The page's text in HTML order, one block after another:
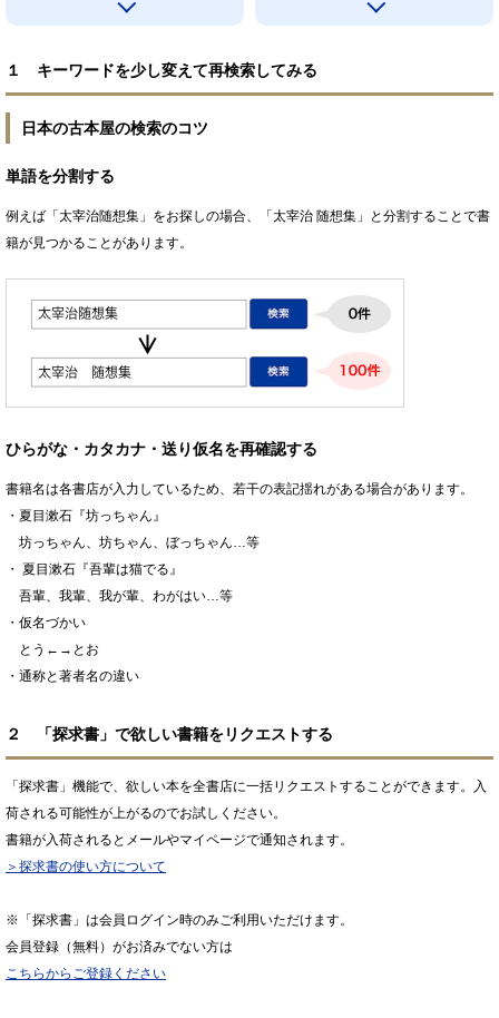
１ キーワードを少し変えて再検索してみる
日本の古本屋の検索のコツ
単語を分割する
例えば「太宰治随想集」をお探しの場合、「太宰治 随想集」と分割することで書
籍が見つかることがあります。
ひらがな・カタカナ・送り仮名を再確認する
書籍名は各書店が入力しているため、若干の表記揺れがある場合があります。
・夏目漱石『坊っちゃん』
坊っちゃん、坊ちゃん、ぼっちゃん…等
・ 夏目漱石『吾輩は猫でる』
吾輩、我輩、我が輩、わがはい…等
・仮名づかい
とう←→とお
・通称と著者名の違い
２ 「探求書」で欲しい書籍をリクエストする
「探求書」機能で、欲しい本を全書店に一括リクエストすることができます。入
荷される可能性が上がるのでお試しください。
書籍が入荷されるとメールやマイページで通知されます。
＞探求書の使い方について
※「探求書」は会員ログイン時のみご利用いただけます。
会員登録（無料）がお済みでない方は
こちらからご登録ください